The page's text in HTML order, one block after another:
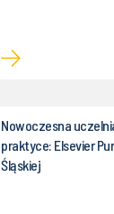
Nowoczesna
praktyce: Elsevier
Śląskiej